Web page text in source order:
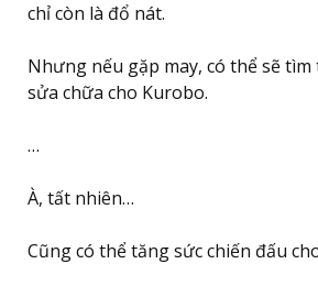
chỉ còn là đổ nát.
Nhưng nếu gặp may, có thể sẽ
sửa chữa cho Kurobo.
…
À, tất nhiên…
Cũng có thể tăng sức chiến đấu